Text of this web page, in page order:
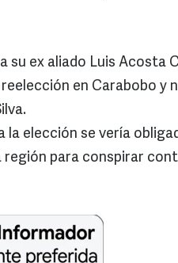
su ex aliado Luis Acosta
en Carabobo y
la elección se vería
región para conspirar